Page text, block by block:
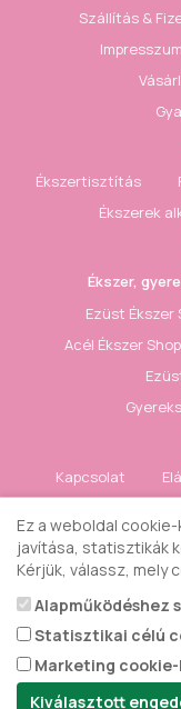
Szállítás &
Impresszum
Ékszertisztítás
Ékszerek
Ékszer,
Ezüst Ékszer
Acél Ékszer Shop
Kapcsolat
Gyerek ékszer Shop ©
Ez a weboldal
javítása, statisztikák
Kérjük, válassz, mely
Alapműködéshez
Statisztikai célú
Marketing
Kiválasztott